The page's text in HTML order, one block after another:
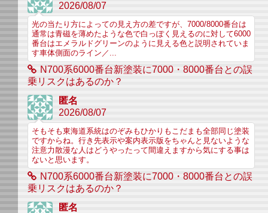
2026/08/07
光の当たり方によっての見え方の差ですが、7000/8000番台は
通常は青磁を薄めたような色で白っぽく見えるのに対して6000
番台はエメラルドグリーンのように見える色と説明されていま
す車体側面のライン／...
N700系6000番台新塗装に7000・8000番台との誤
乗リスクはあるのか？
匿名
2026/08/07
そもそも東海道系統はのぞみもひかりもこだまも全部同じ塗装
ですからね。行き先表示や案内表示版をちゃんと見ないような
注意力散漫な人はどうやったって間違えますから気にする事は
ないと思います。
N700系6000番台新塗装に7000・8000番台との誤
乗リスクはあるのか？
匿名